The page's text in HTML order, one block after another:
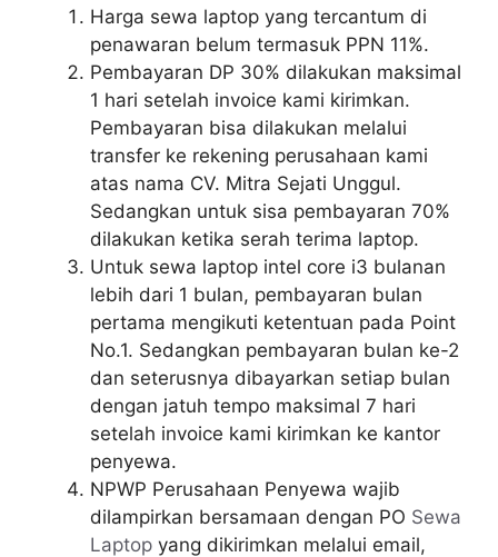
Harga sewa laptop yang tercantum di
penawaran belum termasuk PPN 11%.
Pembayaran DP 30% dilakukan maksimal
1 hari setelah invoice kami kirimkan.
Pembayaran bisa dilakukan melalui
transfer ke rekening perusahaan kami
atas nama CV. Mitra Sejati Unggul.
Sedangkan untuk sisa pembayaran 70%
dilakukan ketika serah terima laptop.
Untuk sewa laptop intel core i3 bulanan
lebih dari 1 bulan, pembayaran bulan
pertama mengikuti ketentuan pada Point
No.1. Sedangkan pembayaran bulan ke-2
dan seterusnya dibayarkan setiap bulan
dengan jatuh tempo maksimal 7 hari
setelah invoice kami kirimkan ke kantor
penyewa.
NPWP Perusahaan Penyewa wajib
dilampirkan bersamaan dengan PO Sewa
Laptop yang dikirimkan melalui email,